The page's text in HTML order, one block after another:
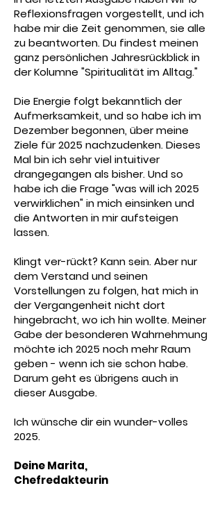
Reflexionsfragen vorgestellt, und ich
habe mir die Zeit genommen, sie alle
zu beantworten. Du findest meinen
ganz persönlichen Jahresrückblick in
der Kolumne "Spiritualität im Alltag."
Die Energie folgt bekanntlich der
Aufmerksamkeit, und so habe ich im
Dezember begonnen, über meine
Ziele für 2025 nachzudenken. Dieses
Mal bin ich sehr viel intuitiver
drangegangen als bisher. Und so
habe ich die Frage "was will ich 2025
verwirklichen" in mich einsinken und
die Antworten in mir aufsteigen
lassen.
Klingt ver-rückt? Kann sein. Aber nur
dem Verstand und seinen
Vorstellungen zu folgen, hat mich in
der Vergangenheit nicht dort
hingebracht, wo ich hin wollte. Meiner
Gabe der besonderen Wahrnehmung
möchte ich 2025 noch mehr Raum
geben - wenn ich sie schon habe.
Darum geht es übrigens auch in
dieser Ausgabe.
Ich wünsche dir ein wunder-volles
2025.
​Deine Marita,
Chefredakteurin